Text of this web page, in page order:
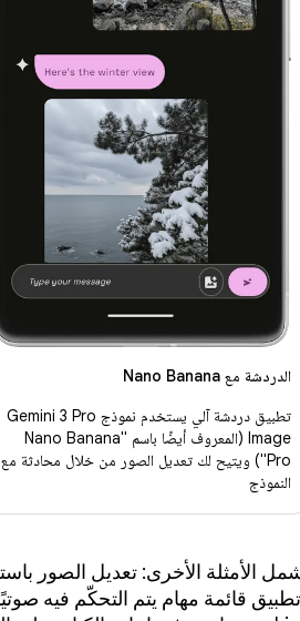
الدردشة مع Nano Banana
تطبيق دردشة آلي يستخدم نموذج Gemini 3 Pro
Image (المعروف أيضًا باسم "Nano Banana
Pro") ويتيح لك تعديل الصور من خلال محادثة مع
النموذج